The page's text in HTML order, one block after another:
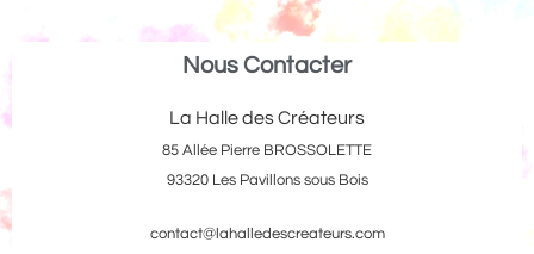
Nous Contacter
La Halle des Créateurs
85 Allée Pierre BROSSOLETTE
93320 Les Pavillons sous Bois
contact@lahalledescreateurs.com